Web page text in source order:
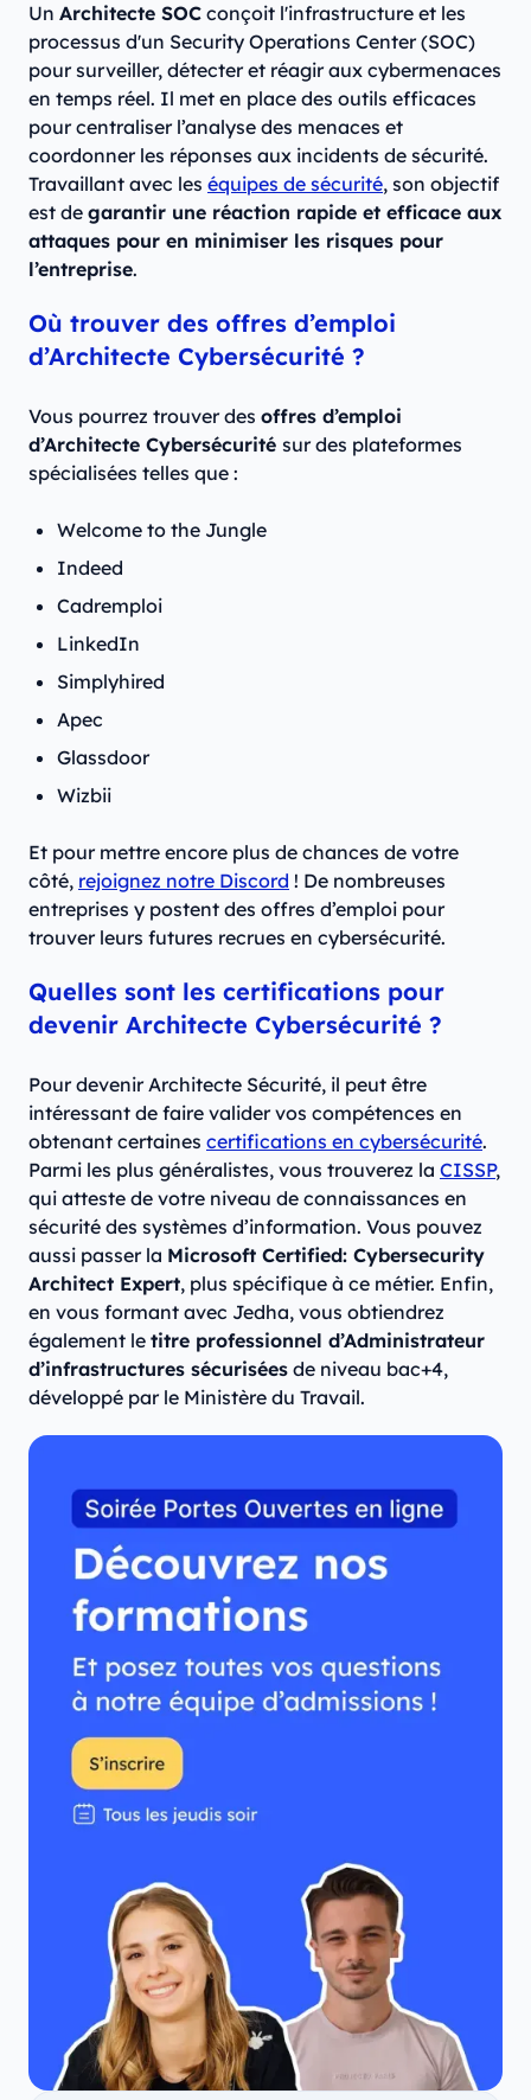
Un Architecte SOC conçoit l'infrastructure et les
processus d'un Security Operations Center (SOC)
pour surveiller, détecter et réagir aux cybermenaces
en temps réel. Il met en place des outils efficaces
pour centraliser l’analyse des menaces et
coordonner les réponses aux incidents de sécurité.
Travaillant avec les équipes de sécurité, son objectif
est de garantir une réaction rapide et efficace aux
attaques pour en minimiser les risques pour
l’entreprise.
Où trouver des offres d’emploi
d’Architecte Cybersécurité ?
Vous pourrez trouver des offres d’emploi
d’Architecte Cybersécurité sur des plateformes
spécialisées telles que :
Welcome to the Jungle
Indeed
Cadremploi
LinkedIn
Simplyhired
Apec
Glassdoor
Wizbii
Et pour mettre encore plus de chances de votre
côté, rejoignez notre Discord ! De nombreuses
entreprises y postent des offres d’emploi pour
trouver leurs futures recrues en cybersécurité.
Quelles sont les certifications pour
devenir Architecte Cybersécurité ?
Pour devenir Architecte Sécurité, il peut être
intéressant de faire valider vos compétences en
obtenant certaines certifications en cybersécurité.
Parmi les plus généralistes, vous trouverez la CISSP,
qui atteste de votre niveau de connaissances en
sécurité des systèmes d’information. Vous pouvez
aussi passer la Microsoft Certified: Cybersecurity
Architect Expert, plus spécifique à ce métier. Enfin,
en vous formant avec Jedha, vous obtiendrez
également le titre professionnel d’Administrateur
d’infrastructures sécurisées de niveau bac+4,
développé par le Ministère du Travail.